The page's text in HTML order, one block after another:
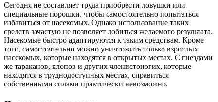
Сегодня не составляет труда приобрести ловушки или
специальные порошки, чтобы самостоятельно попытаться
избавиться от насекомых. Однако использование таких
средств зачастую не позволяет добиться желаемого результата.
Насекомые быстро адаптируются к таким средствам. Кроме
того, самостоятельно можно уничтожить только взрослых
насекомых, которые находятся в открытых местах. С гнездами
же тараканов, клопов и других членистоногих, которые
находятся в труднодоступных местах, справиться
собственными силами практически невозможно.